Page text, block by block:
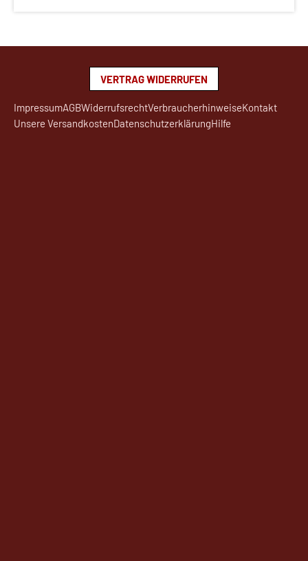
VERTRAG WIDERRUFEN
ImpressumAGBWiderrufsrechtVerbraucherhinweiseKontakt
Unsere VersandkostenDatenschutzerklärungHilfe